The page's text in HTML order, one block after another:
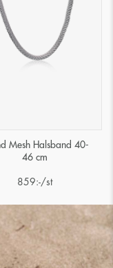
Mesh Halsband 40-
46 cm
859:-/st